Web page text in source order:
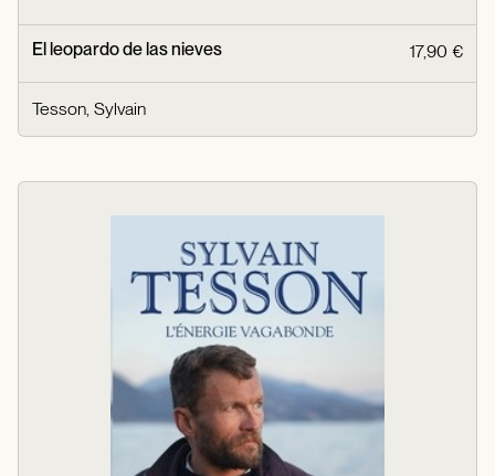
El leopardo de las nieves 17,90 €
Tesson, Sylvain